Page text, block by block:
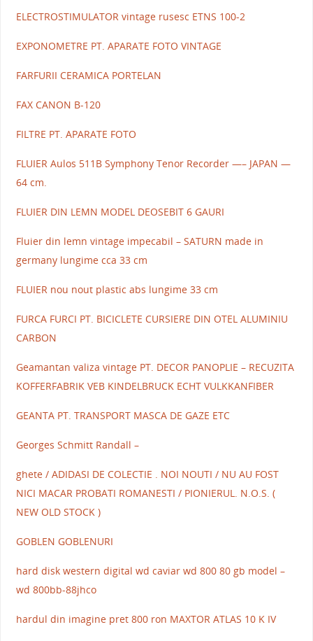
ELECTROSTIMULATOR vintage rusesc ETNS 100-2
EXPONOMETRE PT. APARATE FOTO VINTAGE
FARFURII CERAMICA PORTELAN
FAX CANON B-120
FILTRE PT. APARATE FOTO
FLUIER Aulos 511B Symphony Tenor Recorder —– JAPAN —
64 cm.
FLUIER DIN LEMN MODEL DEOSEBIT 6 GAURI
Fluier din lemn vintage impecabil – SATURN made in
germany lungime cca 33 cm
FLUIER nou nout plastic abs lungime 33 cm
FURCA FURCI PT. BICICLETE CURSIERE DIN OTEL ALUMINIU
CARBON
Geamantan valiza vintage PT. DECOR PANOPLIE – RECUZITA
KOFFERFABRIK VEB KINDELBRUCK ECHT VULKKANFIBER
GEANTA PT. TRANSPORT MASCA DE GAZE ETC
Georges Schmitt Randall –
ghete / ADIDASI DE COLECTIE . NOI NOUTI / NU AU FOST
NICI MACAR PROBATI ROMANESTI / PIONIERUL. N.O.S. (
NEW OLD STOCK )
GOBLEN GOBLENURI
hard disk western digital wd caviar wd 800 80 gb model –
wd 800bb-88jhco
hardul din imagine pret 800 ron MAXTOR ATLAS 10 K IV